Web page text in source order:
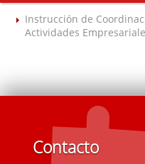
Instrucción de
Actividades
Contacto